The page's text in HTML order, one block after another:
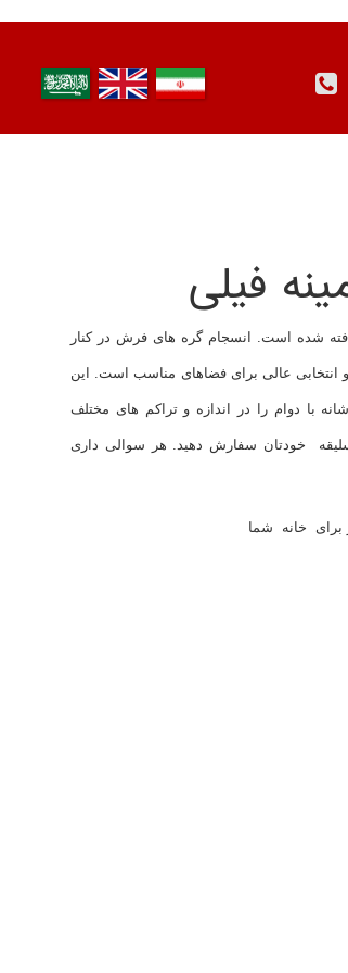
بالا بافته شده است. انسجام گره های فرش در کنار
عالی برای فضاهای مناسب است. این
ها آن را جز پر فروش ترین فرش ماشینی کرده است. این فرش 700 شانه با دوام را در اندازه و تراکم های مختلف
براساس سلیقه خودتان سفارش دهید. هر سوالی داری
خانه شما